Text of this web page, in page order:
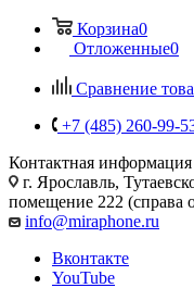
Корзина0
Отложенные0
Сравнение
+7 (485) 260-99-
Контактная информация
г. Ярославль,
помещение 222 (справа
info@miraphone.ru
Вконтакте
YouTube